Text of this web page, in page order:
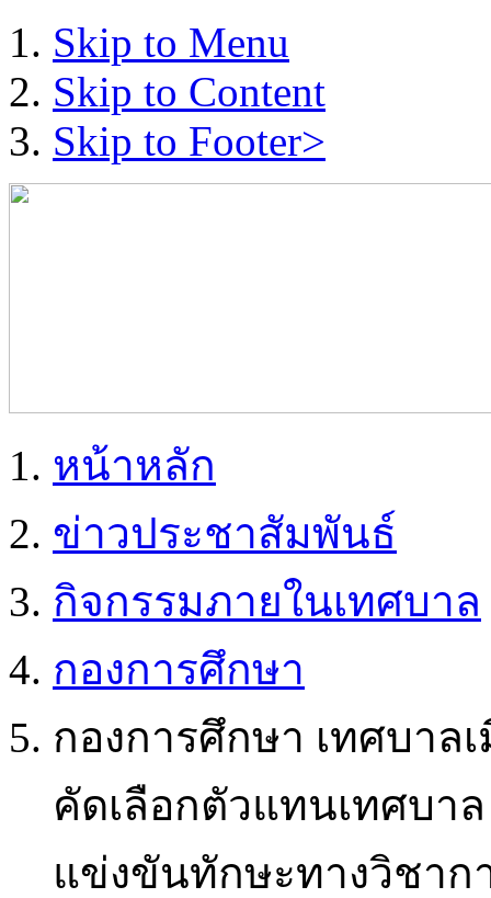
Skip to Menu
Skip to Content
Skip to Footer>
หน้าหลัก
ข่าวประชาสัมพันธ์
กิจกรรมภายในเทศบาล
กองการศึกษา
กองการศึกษา เทศบาล
คัดเลือกตัวแทนเทศบา
แข่งขันทักษะทางวิชาก